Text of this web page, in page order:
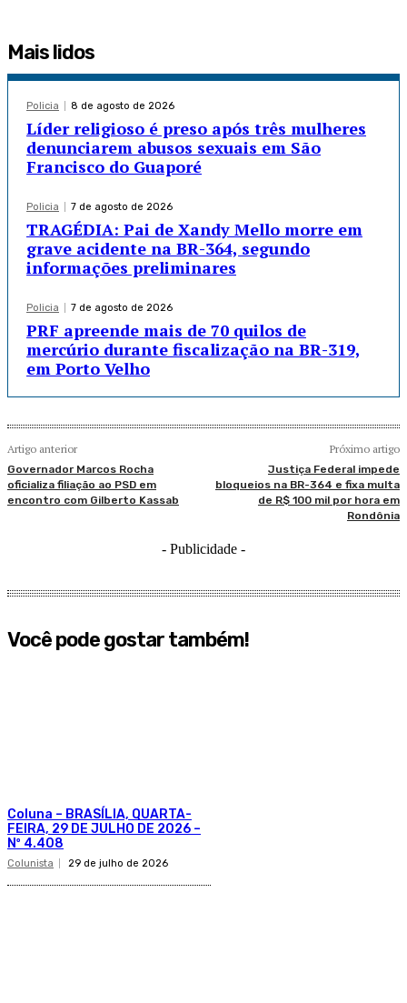
Mais lidos
Policia 8 de agosto de 2026
Líder religioso é preso após três mulheres
denunciarem abusos sexuais em São
Francisco do Guaporé
Policia 7 de agosto de 2026
TRAGÉDIA: Pai de Xandy Mello morre em
grave acidente na BR-364, segundo
informações preliminares
Policia 7 de agosto de 2026
PRF apreende mais de 70 quilos de
mercúrio durante fiscalização na BR-319,
em Porto Velho
Artigo anterior
Governador Marcos Rocha
oficializa filiação ao PSD em
encontro com Gilberto Kassab
Próximo artigo
Justiça Federal impede
bloqueios na BR-364 e fixa multa
de R$ 100 mil por hora em
Rondônia
- Publicidade -
Você pode gostar também!
Coluna – BRASÍLIA, QUARTA-
FEIRA, 29 DE JULHO DE 2026 –
Nº 4.408
Colunista 29 de julho de 2026